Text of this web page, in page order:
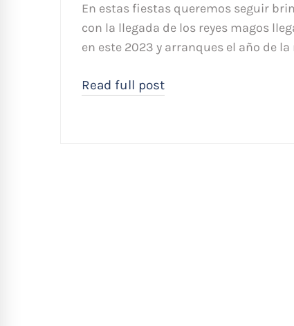
En estas fiestas queremos seguir
con la llegada de los reyes magos
en este 2023 y arranques el año de
Read full post